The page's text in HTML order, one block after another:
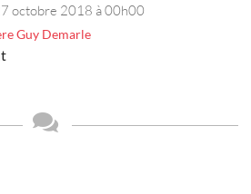
octobre 2018 à 00h00
Guy Demarle